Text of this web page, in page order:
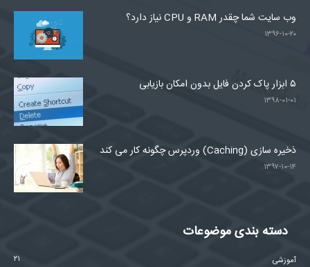
وب سایت شما چقدر RAM و CPU نیاز دارد؟
۱۳۹۶-۱۰-۲۰
۵ ابزار پاک کردن فایل بدون امکان بازیابی
۱۳۹۸-۰۱-۰۱
ذخیره سازی (Caching) وردپرس چگونه کار می کند
۱۳۹۷-۱۰-۱۴
دسته بندی موضوعات
آموزشی
۲۱